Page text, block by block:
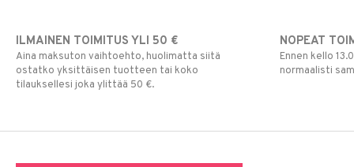
ILMAINEN TOIMITUS YLI 50 €
Aina maksuton vaihtoehto, huolimatta siitä
ostatko yksittäisen tuotteen tai koko
tilauksellesi joka ylittää 50 €.
NOPEAT
Ennen kello
normaalisti